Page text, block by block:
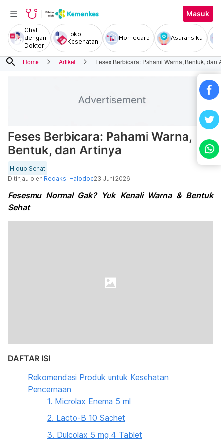
Masuk
Chat
dengan
Dokter
Toko
Kesehatan
Homecare Asuransiku
search Home Artikel Feses Berbicara: Pahami Warna, Bentuk, dan
Feses Berbicara: Pahami Warna,
Bentuk, dan Artinya
Hidup Sehat
Ditinjau oleh Redaksi Halodoc23 Juni 2026
Fesesmu Normal Gak? Yuk Kenali Warna & Bentuk
Sehat
DAFTAR ISI
Rekomendasi Produk untuk Kesehatan
Pencernaan
1. Microlax Enema 5 ml
2. Lacto-B 10 Sachet
3. Dulcolax 5 mg 4 Tablet